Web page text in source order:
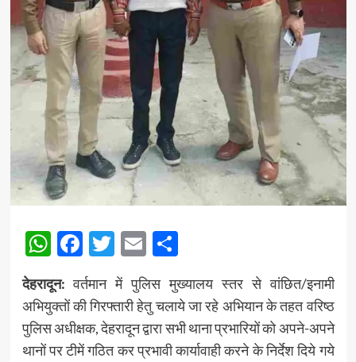
WhatsApp
Facebook
Twitter
EmailShare
देहरादून:वर्तमान में पुलिस मुख्यालय स्तर से वांछित/इनामी
अभियुक्तों की गिरफ्तारी हेतु चलाये जा रहे अभियान के तहत वरिष्ठ
पुलिस अधीक्षक, देहरादून द्वारा सभी थाना प्रभारियों को अपने-अपने
थानों पर टीमें गठित कर प्रभावी कार्यावाही करने के निर्देश दिये गये